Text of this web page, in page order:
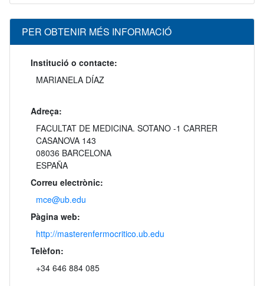
PER OBTENIR MÉS INFORMACIÓ
Institució o contacte:
MARIANELA DÍAZ
Adreça:
FACULTAT DE MEDICINA. SOTANO -1 CARRER
CASANOVA 143
08036 BARCELONA
ESPAÑA
Correu electrònic:
mce@ub.edu
Pàgina web:
http://masterenfermocritico.ub.edu
Telèfon:
+34 646 884 085